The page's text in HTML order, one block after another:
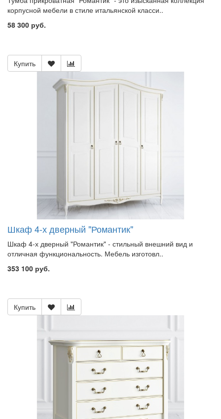
корпусной мебели в стиле итальянской класси..
58 300 руб.
Купить
Шкаф 4-х дверный "Романтик"
Шкаф 4-х дверный "Романтик" - стильный внешний вид и
отличная функциональность. Мебель изготовл..
353 100 руб.
Купить